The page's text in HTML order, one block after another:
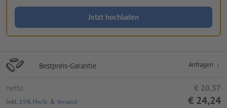
Jetzt hochladen
Bestpreis-Garantie Anfragen
netto € 20,37
Inkl. 19% MwSt. & Versand € 24,24